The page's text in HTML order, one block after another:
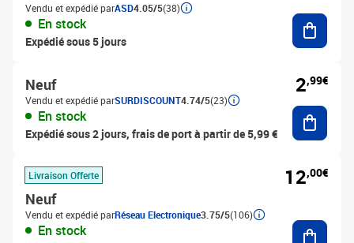
Vendu et expédié parASD4.05/5(38)
En stock
Expédié sous 5 jours
Neuf
Vendu et expédié parSURDISCOUNT4.74/5(23)
En stock
Expédié sous 2 jours, frais de port à partir de 5,99 €
2,99€
Livraison Offerte
Neuf
Vendu et expédié parRéseau Electronique3.75/5(106)
En stock
12,00€